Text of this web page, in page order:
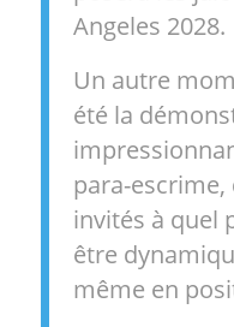
Angeles 2028.
Un autre
été la
para-
invités à quel
être
même en